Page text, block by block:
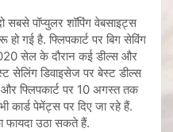
पॉप्युलर शॉपिंग वेबसाइट्स
गई है. फ्लिपकार्ट पर बिग सेविंग
सेल के दौरान कई डील्स और
सेलिंग डिवाइसेज पर बेस्ट डील्स
फ्लिपकार्ट पर 10 अगस्त तक
पेमेंट्स पर दिए जा रहे हैं.
उठा सकते हैं.